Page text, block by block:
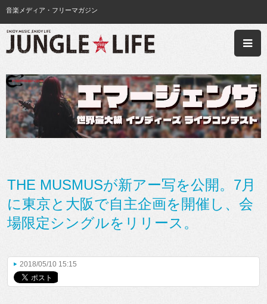
音楽メディア・フリーマガジン
THE MUSMUSが新アー写を公開。7月
に東京と大阪で自主企画を開催し、会
場限定シングルをリリース。
2018/05/10 15:15